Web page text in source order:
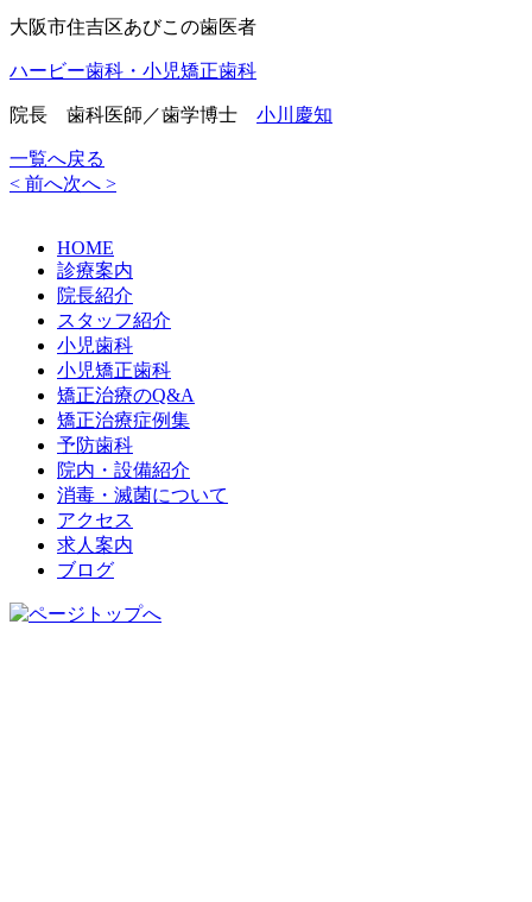
大阪市住吉区あびこの歯医者
ハービー歯科・小児矯正歯科
院長 歯科医師／歯学博士 小川慶知
一覧へ戻る
< 前へ次へ >
HOME
診療案内
院長紹介
スタッフ紹介
小児歯科
小児矯正歯科
矯正治療のQ&A
矯正治療症例集
予防歯科
院内・設備紹介
消毒・滅菌について
アクセス
求人案内
ブログ